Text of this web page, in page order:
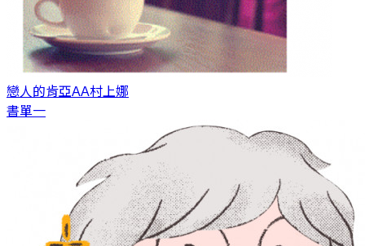
戀人的肯亞AA村上娜
書單一